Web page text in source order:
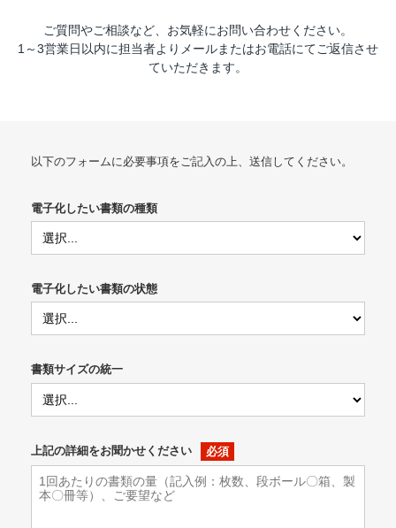
ご質問やご相談など、お気軽にお問い合わせください。
1～3営業日以内に担当者よりメールまたはお電話にてご返信させ
ていただきます。
以下のフォームに必要事項をご記入の上、送信してください。
電子化したい書類の種類
電子化したい書類の状態
書類サイズの統一
上記の詳細をお聞かせください